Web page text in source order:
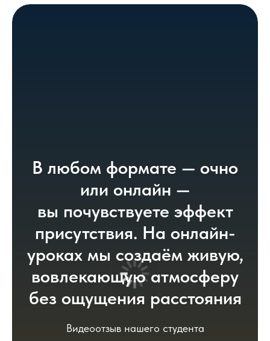
В любом формате — очно
или онлайн —
вы почувствуете эффект
присутствия. На онлайн-
уроках мы создаём живую,
вовлекающую атмосферу
без ощущения расстояния
Видеоотзыв нашего студента